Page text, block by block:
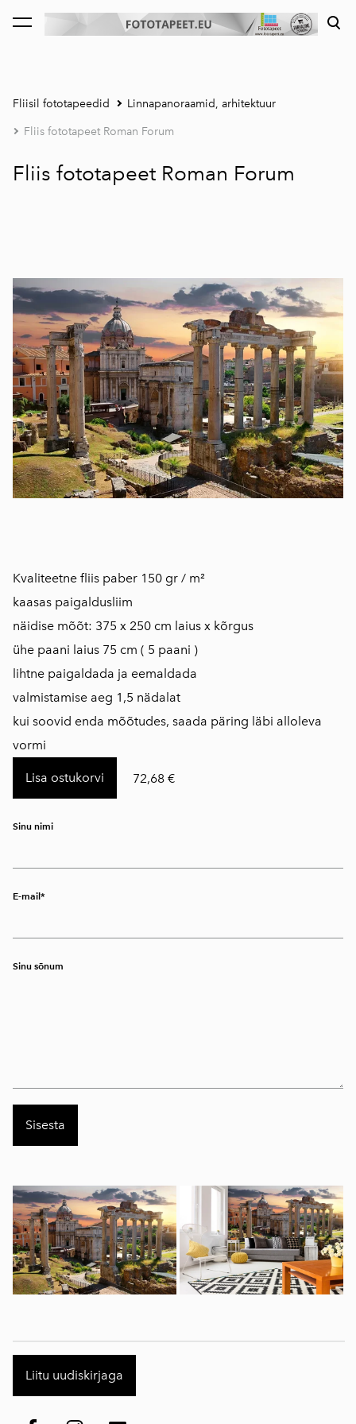
lisati ostukorvi. Vaata ostukorvi
Fliisil fototapeedid Linnapanoraamid, arhitektuur
Fliis fototapeet Roman Forum
Fliis fototapeet Roman Forum
​Kvaliteetne fliis paber 150 gr / m²
kaasas paigaldusliim
näidise mõõt: 375 x 250 cm laius x kõrgus
ühe paani laius 75 cm ( 5 paani )
lihtne paigaldada ja eemaldada
valmistamise aeg 1,5 nädalat
kui soovid enda mõõtudes, saada päring läbi alloleva
vormi
Lisa ostukorvi 72,68 €
Sinu nimi
E-mail
Sinu sõnum
Liitu uudiskirjaga